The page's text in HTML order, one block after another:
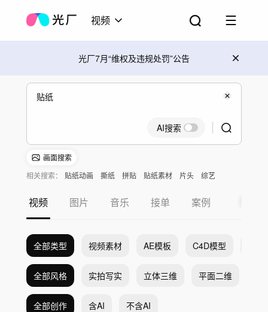
视频
光厂7月“维权及违规处罚”公告
AI搜索
画面搜索
相关搜索：
贴纸动画 撕纸 拼贴 贴纸素材 片头 综艺
视频 图片 音乐 接单 案例
全部类型 视频素材 AE模板 C4D模型
全部风格 实拍写实 立体三维 平面二维
全部创作 含AI 不含AI